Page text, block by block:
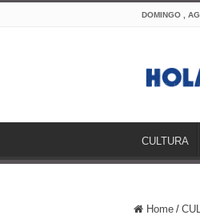
DOMINGO ,
CULTURA
Home /